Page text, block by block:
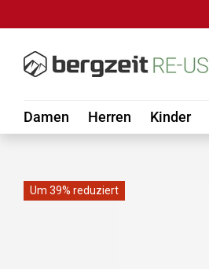
Damen Herren Kinder
Um 39% reduziert